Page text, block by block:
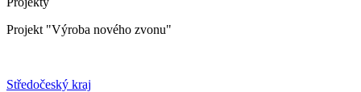
Projekt "Výroba nového zvonu"
Středočeský kraj